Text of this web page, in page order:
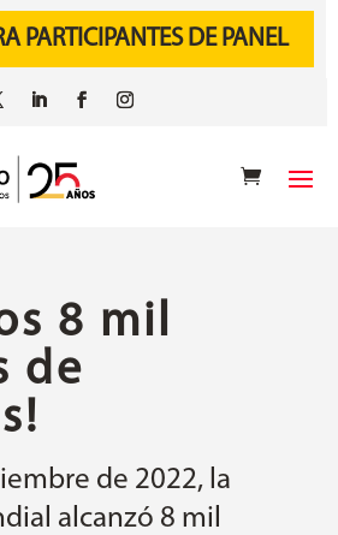
PARTICIPANTES DE PANEL
8 mil
de
de 2022, la
alcanzó 8 mil